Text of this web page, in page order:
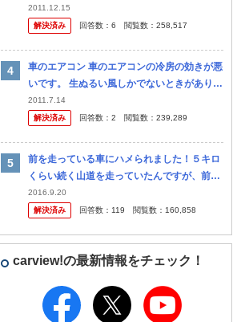
ますか？ オークションにて購入した純正加工
のヘッドライトを装着して車検に出したら通
2011.12.15
解決済み
回答数： 6 閲覧数： 258,517
車のエアコン 車のエアコンの冷房の効きが悪
いです。 生ぬるい風しかでないときがありま
す。 何が原因でしょうか？ 車種はワゴンR F
X-Sリミテッド 走行4.7kです。
2011.7.14
解決済み
回答数： 2 閲覧数： 239,289
前を走っている車にハメられました！５キロ
くらい続く山道を走っていたんですが、前を
やたらと遅いワゴンRが走っていました。制
限速度が時速４０キロのところを３０キロく
2016.9.20
解決済み
回答数： 119 閲覧数： 160,858
carview!の最新情報をチェック！